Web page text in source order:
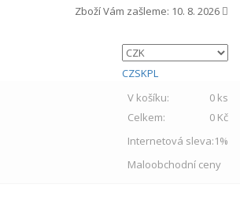
Zboží Vám zašleme: 10. 8. 2026
CZSKPL
V košíku:
0 ks
Celkem:
0 Kč
Internetová sleva:1%
Maloobchodní ceny